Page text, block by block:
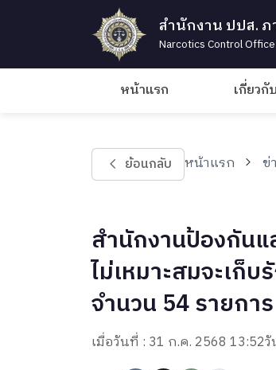
สำนักงาน ปปส.
Narcotics Control
หน้าแรก เกี่ยว
ย้อนกลับ หน้าแรก ข่
สำนักงานป้องกัน
ไม่เหมาะสมจะเก็
จำนวน 54 รายการ
เมื่อวันที่ : 31 ก.ค. 2568 13:52